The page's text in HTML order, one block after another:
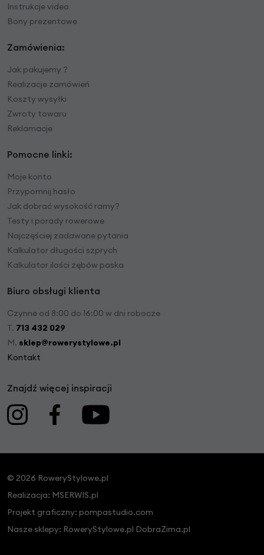
Instrukcje video
Bony prezentowe
Zamówienia:
Jak pakujemy ?
Realizacje zamówień
Koszty wysyłki
Zwroty towaru
Reklamacje
Pomocne linki:
Moje konto
Przypomnij hasło
Jak dobrać wysokość ramy?
Testy i porady rowerowe
Najczęściej zadawane pytania
Kalkulator długości szprych
Kalkulator ilości zębów paska
Biuro obsługi klienta
Czynne od 8:00 do 16:00 w dni robocze
T. 713 432 029
M. sklep@rowerystylowe.pl
Kontakt
Znajdź więcej inspiracji
© 2026 RoweryStylowe.pl
Realizacja: MSERWIS.pl
Projekt graficzny: pompastudio.com
Nasze sklepy: RoweryStylowe.pl DobraZima.pl